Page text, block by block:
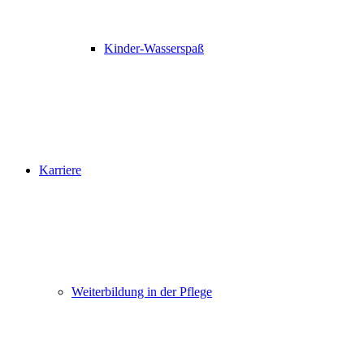
Kinder-Wasserspaß
Karriere
Weiterbildung in der Pflege